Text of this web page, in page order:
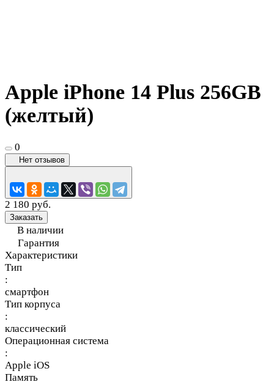
Apple iPhone 14 Plus 256GB
(желтый)
0
Нет отзывов
2 180 руб.
Заказать
В наличии
Гарантия
Характеристики
Тип
:
смартфон
Тип корпуса
:
классический
Операционная система
:
Apple iOS
Память